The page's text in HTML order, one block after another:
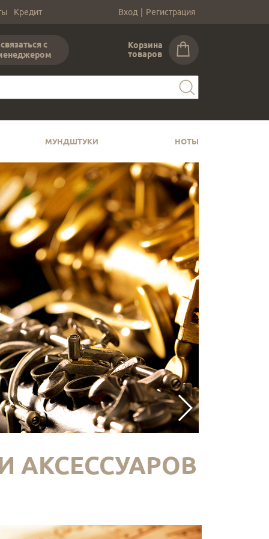
Кредит Вход | Регистрация
связаться с
Корзина
товаров
МУНДШТУКИ НОТЫ
АКСЕССУАРОВ